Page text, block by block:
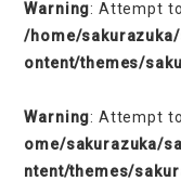
Warning: Attempt
/home/
ontent/themes/
Warning: Attempt
ome/sakurazuka/
ntent/themes/